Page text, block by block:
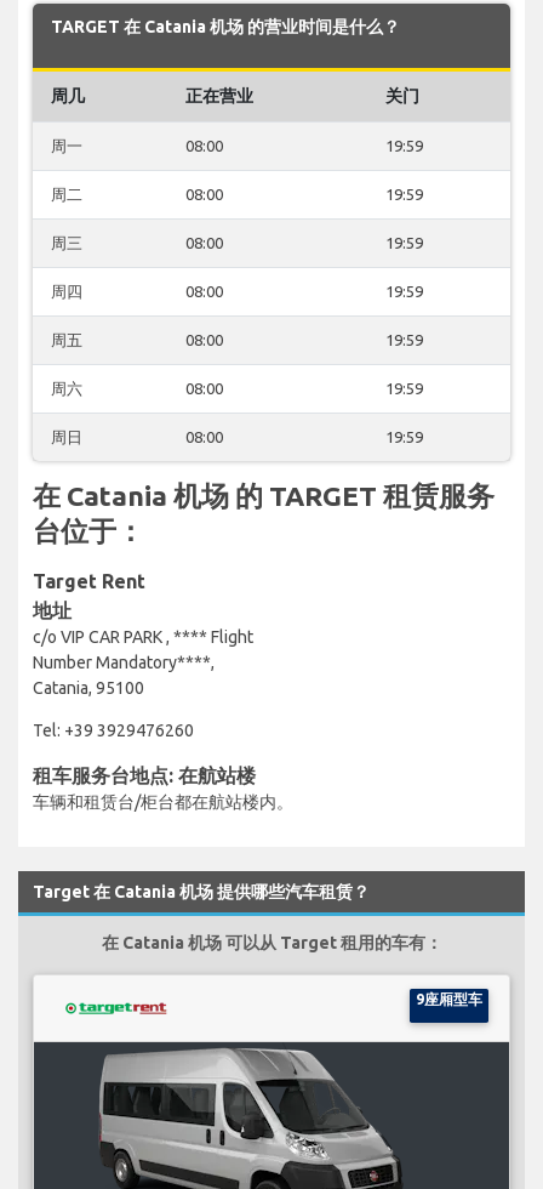
TARGET 在 Catania 机场 的营业时间是什么？
周几 正在营业 关门
周一 08:00 19:59
周二 08:00 19:59
周三 08:00 19:59
周四 08:00 19:59
周五 08:00 19:59
周六 08:00 19:59
周日 08:00 19:59
在 Catania 机场 的 TARGET 租赁服务
台位于：
Target Rent
地址
c/o VIP CAR PARK , **** Flight
Number Mandatory****,
Catania, 95100
Tel: +39 3929476260
租车服务台地点: 在航站楼
车辆和租赁台/柜台都在航站楼内。
Target 在 Catania 机场 提供哪些汽车租赁？
在 Catania 机场 可以从 Target 租用的车有：
9座厢型车